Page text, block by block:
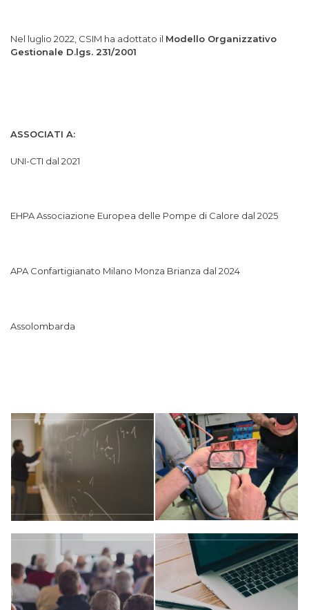
Nel luglio 2022, CSIM ha adottato il Modello Organizzativo
Gestionale D.lgs. 231/2001
ASSOCIATI A:
UNI-CTI dal 2021
EHPA Associazione Europea delle Pompe di Calore dal 2025
APA Confartigianato Milano Monza Brianza dal 2024
Assolombarda